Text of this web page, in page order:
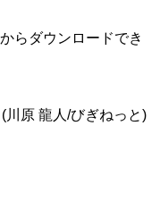
からダウンロードでき
(川原 龍人/びぎねっと)